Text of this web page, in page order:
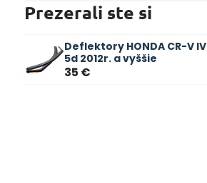
Prezerali ste si
Deflektory HONDA CR-V IV
5d 2012r. a vyššie
35 €